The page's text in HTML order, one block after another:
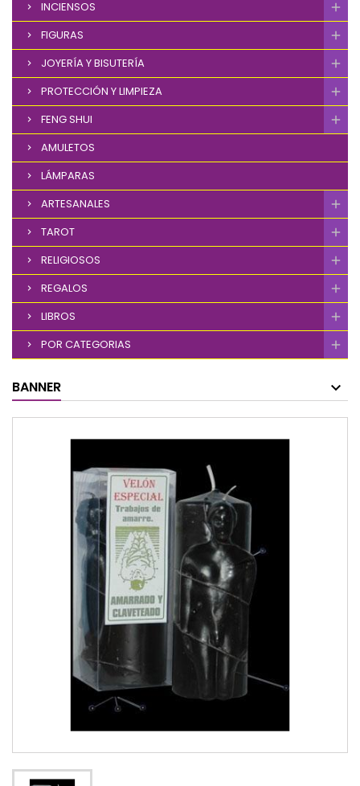
INCIENSOS
FIGURAS
JOYERÍA Y BISUTERÍA
PROTECCIÓN Y LIMPIEZA
FENG SHUI
AMULETOS
LÁMPARAS
ARTESANALES
TAROT
RELIGIOSOS
REGALOS
LIBROS
POR CATEGORIAS
BANNER